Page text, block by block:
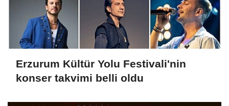
Erzurum Kültür Yolu Festivali'nin
konser takvimi belli oldu